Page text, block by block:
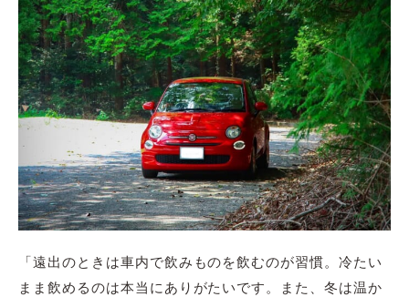
「遠出のときは車内で飲みものを飲むのが習慣。冷たい
まま飲めるのは本当にありがたいです。また、冬は温か